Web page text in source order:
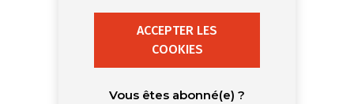
ACCEPTER LES
COOKIES
Vous êtes abonné(e) ?